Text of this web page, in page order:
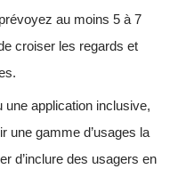
au moins 5 à 7
croiser les regards et
application inclusive,
une gamme d’usages la
d’inclure des usagers en